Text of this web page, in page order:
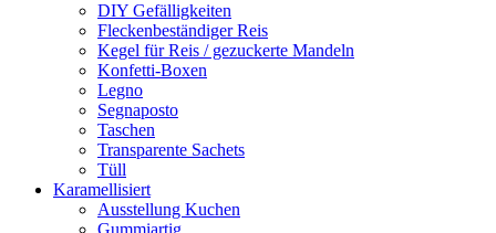
DIY Gefälligkeiten
Fleckenbeständiger Reis
Kegel für Reis / gezuckerte Mandeln
Konfetti-Boxen
Legno
Segnaposto
Taschen
Transparente Sachets
Tüll
Karamellisiert
Ausstellung Kuchen
Gummiartig